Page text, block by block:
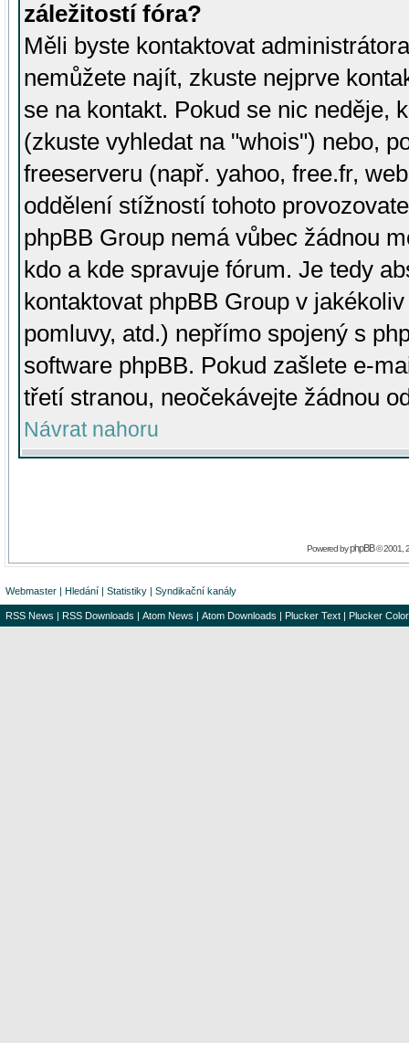
záležitostí fóra?
Měli byste kontaktovat
nemůžete najít, zkuste nejprve
se na kontakt. Pokud se nic neděje,
(zkuste vyhledat na "whois") nebo,
freeserveru (např. yahoo, free.fr,
oddělení stížností tohoto
phpBB Group nemá vůbec žádnou
kdo a kde spravuje fórum. Je tedy
kontaktovat phpBB Group v
pomluvy, atd.) nepřímo spojený s
software phpBB. Pokud zašlete e-
třetí stranou, neočekávejte žádnou
Návrat nahoru
Powered byphpBB© 2001,
Webmaster | Hledání | Statistiky | Syndikační kanály
RSS News | RSS Downloads | Atom News | Atom Downloads | Plucker Text | Plucker Color